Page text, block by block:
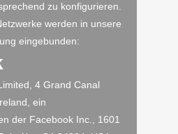
zu konfigurieren.
werden in unsere
eingebunden:
4 Grand Canal
ein
der Facebook Inc., 1601